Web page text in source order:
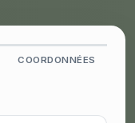
COORDONNÉES